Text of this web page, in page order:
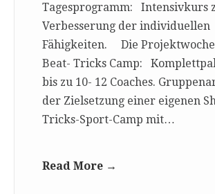
Tagesprogramm: Intensivkurs
Verbesserung der individuellen
Fähigkeiten. Die Projektwoche
Beat- Tricks Camp:
bis zu 10- 12 Coaches.
der Zielsetzung einer eigenen
Tricks-Sport-Camp mit…
Read More →